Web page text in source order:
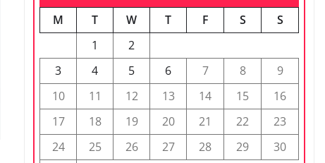
M
T W T F S
S
1
2
3
4 5 6 7 8
9
10
11 12 13 14 15
16
17
18 19 20 21 22
23
24
25 26 27 28 29
30